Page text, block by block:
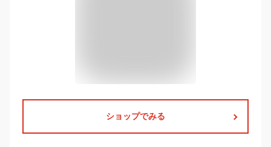
ショップでみる